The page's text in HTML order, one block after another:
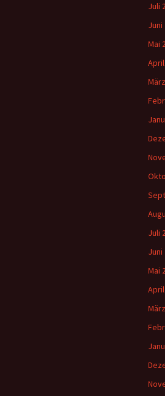
Juli
Juni
Mai
Juli
Juni
Mai